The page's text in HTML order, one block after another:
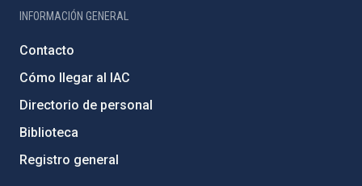
INFORMACIÓN GENERAL
Contacto
Cómo llegar al IAC
Directorio de personal
Biblioteca
Registro general